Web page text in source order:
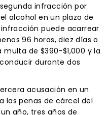
infracción por
alcohol en un plazo de
puede acarrear
96 horas, diez días o
de $390-$1,000 y la
durante dos
acusación en un
las penas de cárcel del
año, tres años de